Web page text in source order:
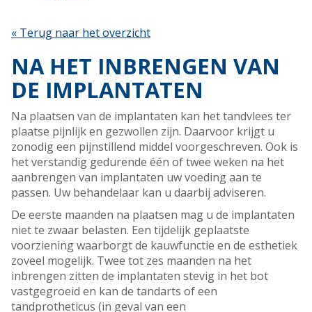
« Terug naar het overzicht
NA HET INBRENGEN VAN
DE IMPLANTATEN
Na plaatsen van de implantaten kan het tandvlees ter
plaatse pijnlijk en gezwollen zijn. Daarvoor krijgt u
zonodig een pijnstillend middel voorgeschreven. Ook is
het verstandig gedurende één of twee weken na het
aanbrengen van implantaten uw voeding aan te
passen. Uw behandelaar kan u daarbij adviseren.
De eerste maanden na plaatsen mag u de implantaten
niet te zwaar belasten. Een tijdelijk geplaatste
voorziening waarborgt de kauwfunctie en de esthetiek
zoveel mogelijk. Twee tot zes maanden na het
inbrengen zitten de implantaten stevig in het bot
vastgegroeid en kan de tandarts of een
tandprotheticus (in geval van een